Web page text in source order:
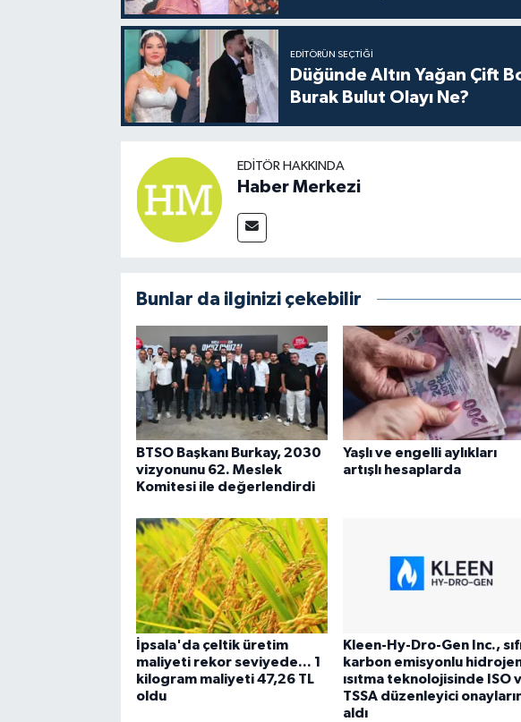
EDITÖRÜN SEÇTIĞI
Düğünde Altın Yağan Çift
Burak Bulut Olayı Ne?
EDITÖR HAKKINDA
Haber Merkezi
Bunlar da ilginizi çekebilir
BTSO Başkanı Burkay, 2030
vizyonunu 62. Meslek
Komitesi ile değerlendirdi
Yaşlı ve engelli aylıkları
artışlı hesaplarda
İpsala'da çeltik üretim
maliyeti rekor seviyede... 1
kilogram maliyeti 47,26 TL
oldu
Kleen-Hy-Dro-Gen Inc.,
karbon emisyonlu
ısıtma teknolojisinde ISO
TSSA düzenleyici
aldı